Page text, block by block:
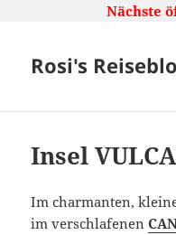
Nächste
Rosi's
Insel
Im charmanten,
im verschlafenen